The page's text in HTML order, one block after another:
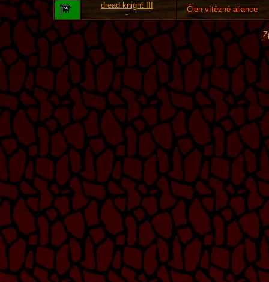
dread.knight III
-
Člen vítězné aliance